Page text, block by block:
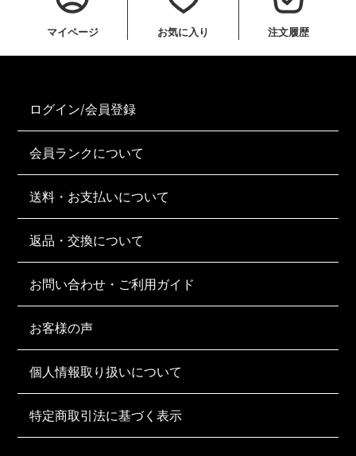
マイページ お気に入り 注文履歴
ログイン/会員登録
会員ランクについて
送料・お支払いについて
返品・交換について
お問い合わせ・ご利用ガイド
お客様の声
個人情報取り扱いについて
特定商取引法に基づく表示